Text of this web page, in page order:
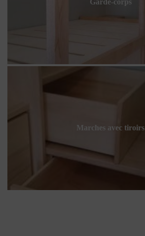
Garde-corps
Marches avec tiroirs